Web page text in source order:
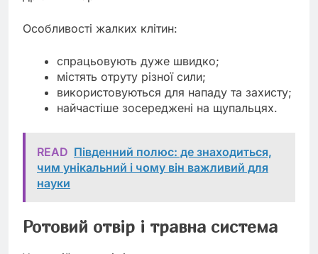
Особливості жалких клітин:
спрацьовують дуже швидко;
містять отруту різної сили;
використовуються для нападу та захисту;
найчастіше зосереджені на щупальцях.
READ Південний полюс: де знаходиться,
чим унікальний і чому він важливий для
науки
Ротовий отвір і травна система